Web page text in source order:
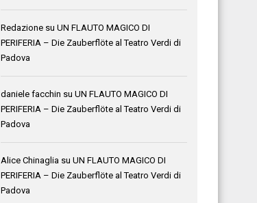
Redazione suUN FLAUTO MAGICO DI
PERIFERIA – Die Zauberflöte al Teatro Verdi di
Padova
daniele facchin suUN FLAUTO MAGICO DI
PERIFERIA – Die Zauberflöte al Teatro Verdi di
Padova
Alice Chinaglia suUN FLAUTO MAGICO DI
PERIFERIA – Die Zauberflöte al Teatro Verdi di
Padova